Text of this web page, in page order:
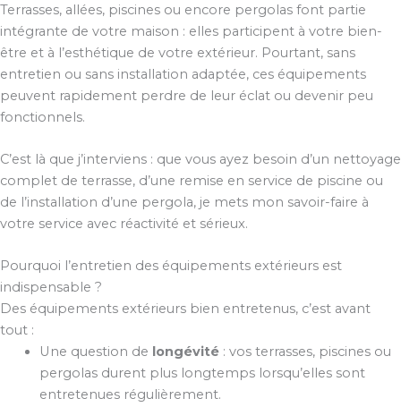
Terrasses, allées, piscines ou encore pergolas font partie
intégrante de votre maison : elles participent à votre bien-
être et à l’esthétique de votre extérieur. Pourtant, sans
entretien ou sans installation adaptée, ces équipements
peuvent rapidement perdre de leur éclat ou devenir peu
fonctionnels.
C’est là que j’interviens : que vous ayez besoin d’un nettoyage
complet de terrasse, d’une remise en service de piscine ou
de l’installation d’une pergola, je mets mon savoir-faire à
votre service avec réactivité et sérieux.
Pourquoi l’entretien des équipements extérieurs est
indispensable ?
Des équipements extérieurs bien entretenus, c’est avant
tout :
Une question de longévité: vos terrasses, piscines ou
pergolas durent plus longtemps lorsqu’elles sont
entretenues régulièrement.